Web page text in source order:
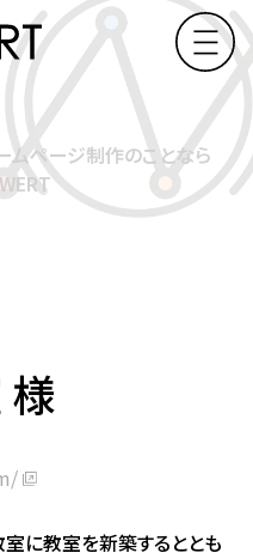
ページ制作のことなら
様
に教室を新築するととも